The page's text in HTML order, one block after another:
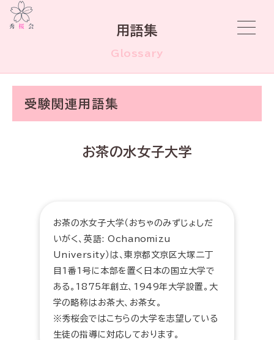
用語集
Glossary
受験関連用語集
お茶の水女子大学
お茶の水女子大学（おちゃのみずじょしだ
いがく、英語: Ochanomizu
University）は、東京都文京区大塚二丁
目1番1号に本部を置く日本の国立大学で
ある。1875年創立、1949年大学設置。大
学の略称はお茶大、お茶女。
※秀桜会ではこちらの大学を志望している
生徒の指導に対応しております。